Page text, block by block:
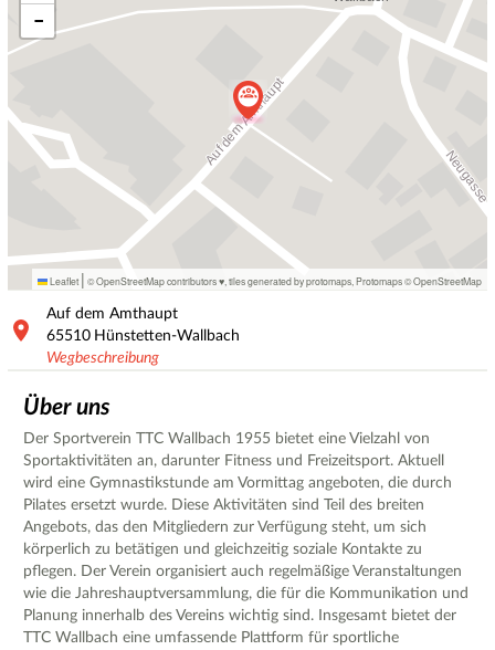
−
Leaflet | © OpenStreetMap contributors ♥, tiles generated by protomaps Protomaps©OpenStreetMap
Auf dem Amthaupt
65510 Hünstetten-Wallbach
Wegbeschreibung
Über uns
Der Sportverein TTC Wallbach 1955 bietet eine Vielzahl von
Sportaktivitäten an, darunter Fitness und Freizeitsport. Aktuell
wird eine Gymnastikstunde am Vormittag angeboten, die durch
Pilates ersetzt wurde. Diese Aktivitäten sind Teil des breiten
Angebots, das den Mitgliedern zur Verfügung steht, um sich
körperlich zu betätigen und gleichzeitig soziale Kontakte zu
pflegen. Der Verein organisiert auch regelmäßige Veranstaltungen
wie die Jahreshauptversammlung, die für die Kommunikation und
Planung innerhalb des Vereins wichtig sind. Insgesamt bietet der
TTC Wallbach eine umfassende Plattform für sportliche